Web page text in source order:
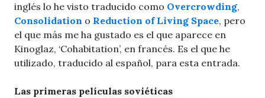
inglés lo he visto traducido como Overcrowding,
Consolidation o Reduction of Living Space, pero
el que más me ha gustado es el que aparece en
Kinoglaz, ‘Cohabitation’, en francés. Es el que he
utilizado, traducido al español, para esta entrada.
Las primeras películas soviéticas